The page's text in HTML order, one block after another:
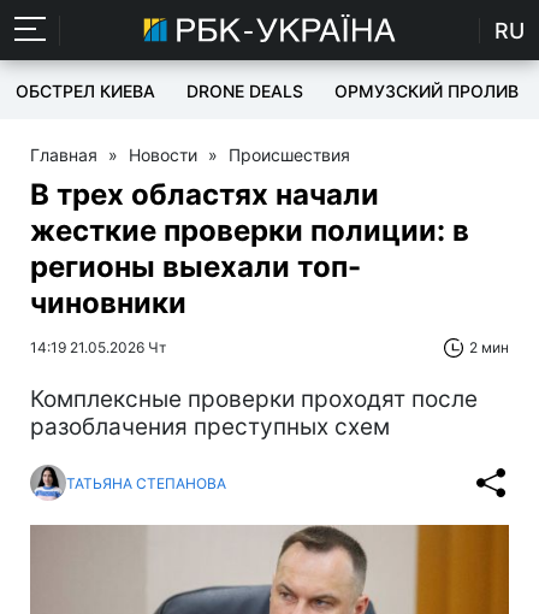
RU
ОБСТРЕЛ КИЕВА DRONE DEALS ОРМУЗСКИЙ ПРОЛИВ
Главная » Новости » Происшествия
В трех областях начали
жесткие проверки полиции: в
регионы выехали топ-
чиновники
14:19 21.05.2026 Чт 2 мин
Комплексные проверки проходят после
разоблачения преступных схем
ТАТЬЯНА СТЕПАНОВА